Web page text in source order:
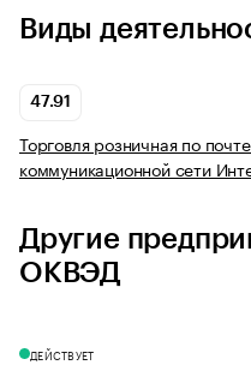
Виды
47.91
Торговля розничная по
коммуникационной сети
Другие
ОКВЭД
ДЕЙСТВУЕТ